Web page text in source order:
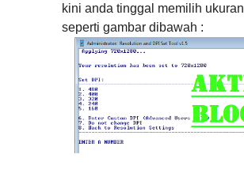
kini anda tinggal memilih ukuran
seperti gambar dibawah :